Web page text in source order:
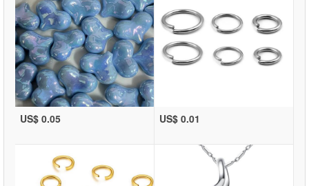
US$ 0.05 US$ 0.01